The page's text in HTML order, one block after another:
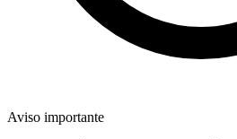
Aviso importante